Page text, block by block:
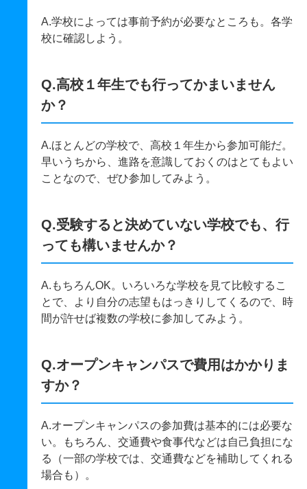
A.学校によっては事前予約が必要なところも。各学
校に確認しよう。
Q.高校１年生でも行ってかまいません
か？
A.ほとんどの学校で、高校１年生から参加可能だ。
早いうちから、進路を意識しておくのはとてもよい
ことなので、ぜひ参加してみよう。
Q.受験すると決めていない学校でも、行
っても構いませんか？
A.もちろんOK。いろいろな学校を見て比較するこ
とで、より自分の志望もはっきりしてくるので、時
間が許せば複数の学校に参加してみよう。
Q.オープンキャンパスで費用はかかりま
すか？
A.オープンキャンパスの参加費は基本的には必要な
い。もちろん、交通費や食事代などは自己負担にな
る（一部の学校では、交通費などを補助してくれる
場合も）。